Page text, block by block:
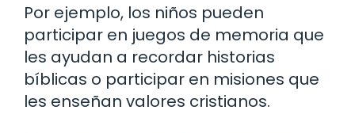
Por ejemplo, los niños pueden
participar en juegos de memoria que
les ayudan a recordar historias
bíblicas o participar en misiones que
les enseñan valores cristianos.